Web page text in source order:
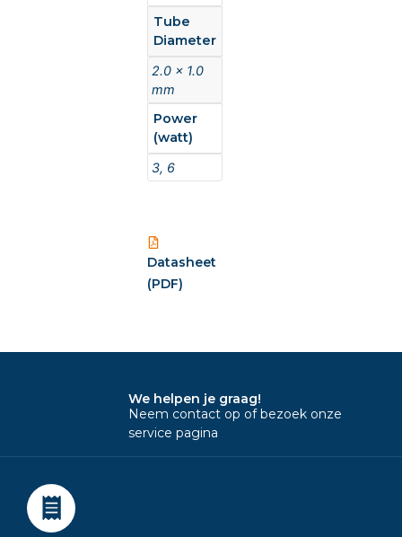
Tube
Diameter
2.0 x 1.0
mm
Power
(watt)
3, 6
Datasheet
(PDF)
We helpen je graag!
Neem contact op of bezoek onze
service pagina